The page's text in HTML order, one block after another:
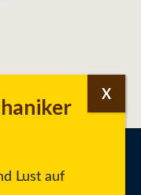
Lust auf